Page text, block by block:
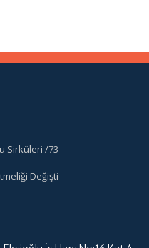
Sirküleri /73
Değişti